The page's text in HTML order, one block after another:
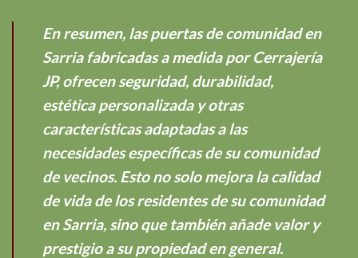
En resumen, las puertas de comunidad en
Sarria fabricadas a medida por Cerrajería
JP, ofrecen seguridad, durabilidad,
estética personalizada y otras
características adaptadas a las
necesidades específicas de su comunidad
de vecinos. Esto no solo mejora la calidad
de vida de los residentes de su comunidad
en Sarria, sino que también añade valor y
prestigio a su propiedad en general.